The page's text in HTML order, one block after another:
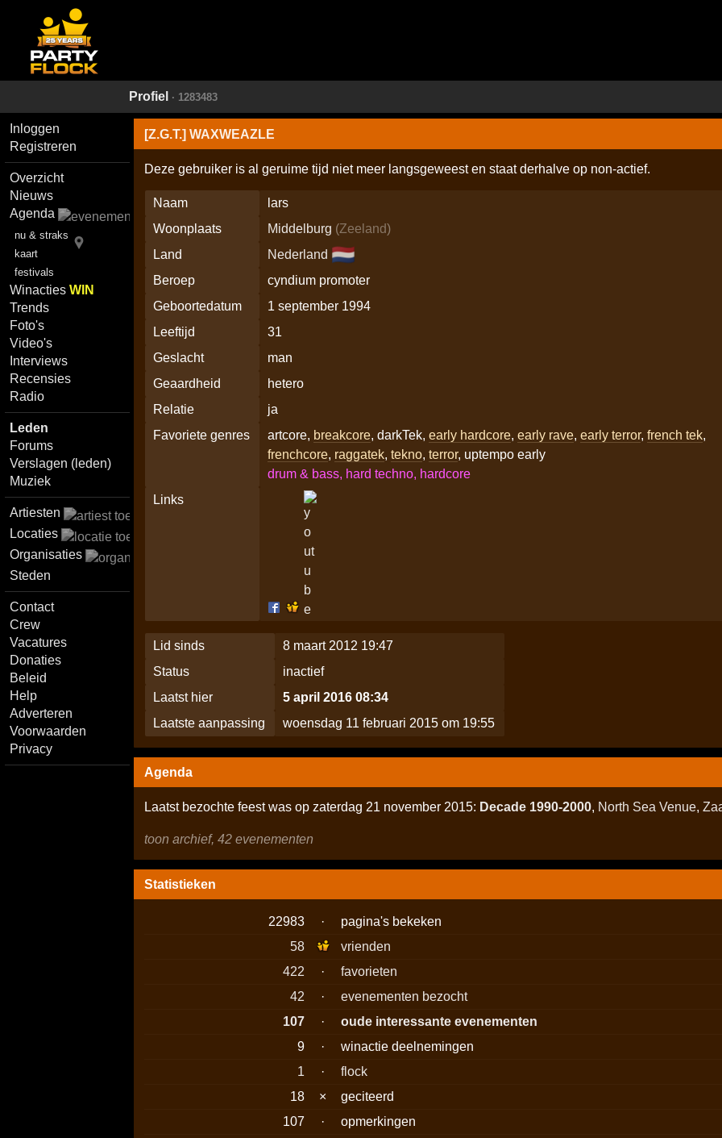
Profiel · 1283483
Inloggen
Registreren
Overzicht
Nieuws
Agenda
nu & straks
kaart
festivals
WinactiesWIN
Trends
Foto's
Video's
Interviews
Recensies
Radio
Leden
Forums
Verslagen (leden)
Muziek
Artiesten
Locaties
Organisaties
Steden
Contact
Crew
Vacatures
Donaties
Beleid
Help
Adverteren
Voorwaarden
Privacy
[Z.G.T.] WAXWEAZLE
Deze gebruiker is al geruime tijd niet meer langsgeweest en staat derhalve op non-actief.
Naam
lars
Woonplaats
Middelburg (Zeeland)
Land
Nederland 🇳🇱
Beroep
cyndium promoter
Geboortedatum
1 september 1994
Leeftijd
31
Geslacht
man
Geaardheid
hetero
Relatie
ja
Favoriete genres
artcore, breakcore, darkTek,early hardcore,early rave,early terror,french tek,
frenchcore, raggatek,tekno,terror, uptempo early
drum & bass, hard techno, hardcore
Links
Lid sinds
8 maart 2012 19:47
Status
inactief
Laatst hier
5 april 2016 08:34
Laatste aanpassing
woensdag 11 februari 2015 om 19:55
Agenda
Laatst bezochte feest was op zaterdag 21 november 2015: Decade 1990-2000, North Sea Venue,
toon archief, 42 evenementen
Statistieken
22983 ·
pagina's bekeken
58
vrienden
422
·
favorieten
42
·
evenementen bezocht
107
·
oude interessante evenementen
9
·
winactie deelnemingen
1
·
flock
18
×
geciteerd
107
·
opmerkingen